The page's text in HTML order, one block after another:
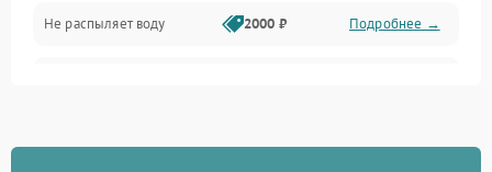
Программное обеспечение
Не распыляет воду 2000 ₽ Подробнее →
Проблемы с набором